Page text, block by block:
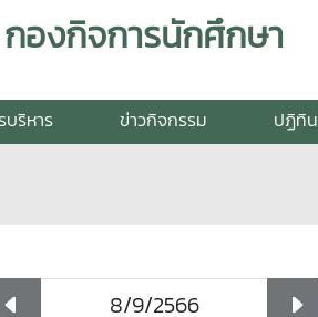
องกิจการนักศึกษา
บริหาร ข่าวกิจกรรม ปฏิทิน